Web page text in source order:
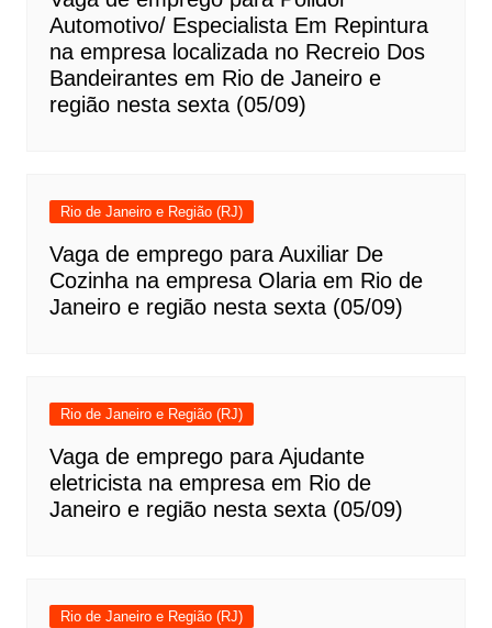
Automotivo/ Especialista Em Repintura
na empresa localizada no Recreio Dos
Bandeirantes em Rio de Janeiro e
região nesta sexta (05/09)
Rio de Janeiro e Região (RJ)
Vaga de emprego para Auxiliar De
Cozinha na empresa Olaria em Rio de
Janeiro e região nesta sexta (05/09)
Rio de Janeiro e Região (RJ)
Vaga de emprego para Ajudante
eletricista na empresa em Rio de
Janeiro e região nesta sexta (05/09)
Rio de Janeiro e Região (RJ)